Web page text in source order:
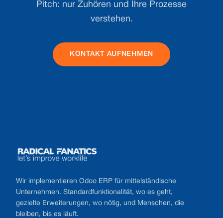
Pitch: nur Zuhören und Ihre Prozesse
verstehen.
KONTAKT AUFNEHMEN
Wir implementieren Odoo ERP für mittelständische
Unternehmen. Standardfunktionalität, wo es geht,
gezielte Erweiterungen, wo nötig, und Menschen, die
bleiben, bis es läuft.